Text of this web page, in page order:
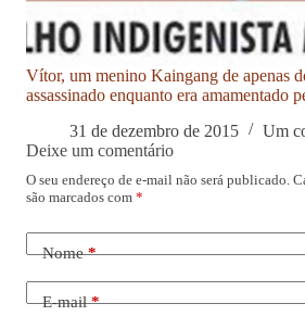
Vítor, um menino Kaingang de apenas
assassinado enquanto era amamentado
31 de dezembro de 2015
Um
Deixe um comentário
O seu endereço de e-mail não será publicado.
são marcados com *
Nome*
E-mail*